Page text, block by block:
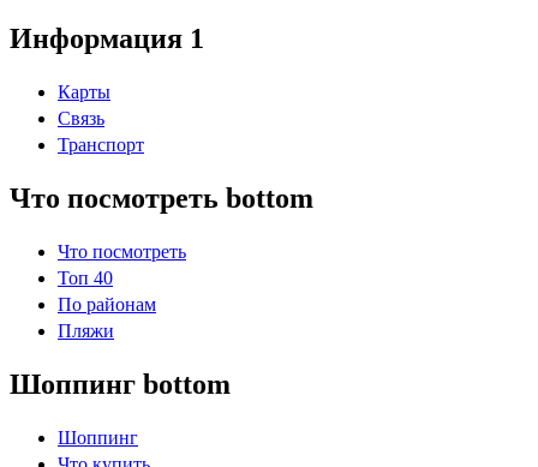
Информация 1
Карты
Связь
Транспорт
Что посмотреть bottom
Что посмотреть
Топ 40
По районам
Пляжи
Шоппинг bottom
Шоппинг